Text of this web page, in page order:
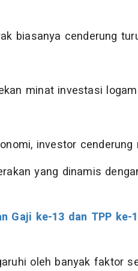
biasanya cenderung
minat investasi
investor cenderung
yang dinamis
Gaji ke-13 dan TPP ke-
oleh banyak faktor